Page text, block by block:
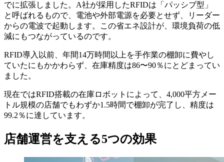
でに拡張しました。A社が採用したRFIDは「パッシブ型」
と呼ばれるもので、電池や外部電源を必要とせず、リーダー
からの電波で起動します。この省エネ設計が、環境負荷の低
減にもつながっているのです。
RFID導入以前、年間14万時間以上を手作業の棚卸に費やし
ていたにもかかわらず、在庫精度は86〜90％にとどまってい
ました。
現在ではRFID搭載の在庫ロボットによって、4,000平方メー
トル規模の店舗でもわずか1.5時間で棚卸が完了し、精度は
99.2％に達しています。
店舗運営を支える5つの効果